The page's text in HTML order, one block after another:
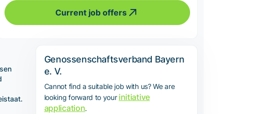
Current job offers
Genossenschaftsverband Bayern
e. V.
Cannot find a suitable job with us? We are
looking forward to your initiative
application.